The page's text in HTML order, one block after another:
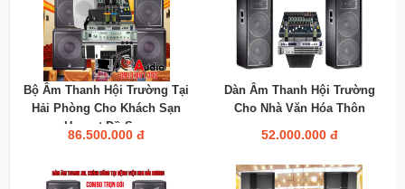
Bộ Âm Thanh Hội Trường Tại
Hải Phòng Cho Khách Sạn
Hanvet Đồ Sơn
86.500.000 đ
Dàn Âm Thanh Hội Trường
Cho Nhà Văn Hóa Thôn
52.000.000 đ